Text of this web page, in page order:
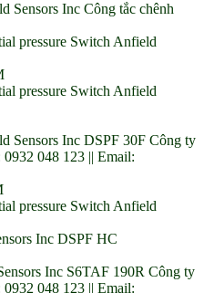
Sensors Inc Công tắc chênh
pressure Switch Anfield
pressure Switch Anfield
Sensors Inc DSPF 30F Công ty
048 123 || Email:
pressure Switch Anfield
Inc DSPF HC
Inc S6TAF 190R Công ty
048 123 || Email: